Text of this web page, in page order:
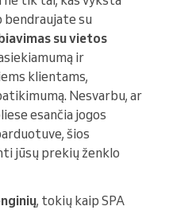
bendraujate su
su vietos
ir
klientams,
Nesvarbu, ar
esančia jogos
šios
jūsų prekių ženklo
, tokių kaip SPA